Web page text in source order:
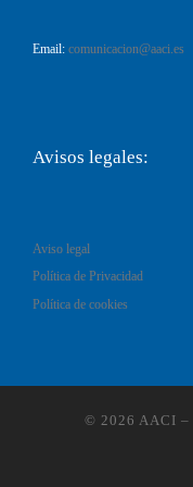
Email: comunicacion@aaci.es
Avisos legales:
Aviso legal
Política de Privacidad
Política de cookies
© 2026 AACI –